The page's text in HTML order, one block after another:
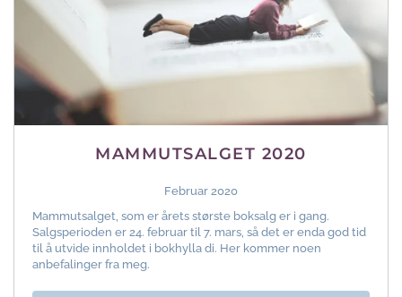
MAMMUTSALGET 2020
Februar 2020
Mammutsalget, som er årets største boksalg er i gang.
Salgsperioden er 24. februar til 7. mars, så det er enda god tid
til å utvide innholdet i bokhylla di. Her kommer noen
anbefalinger fra meg.